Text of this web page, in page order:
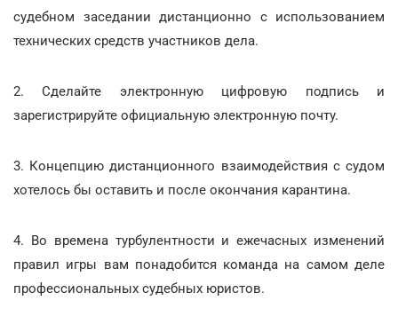
судебном заседании дистанционно с использованием
технических средств участников дела.
2. Сделайте электронную цифровую подпись и
зарегистрируйте официальную электронную почту.
3. Концепцию дистанционного взаимодействия с судом
хотелось бы оставить и после окончания карантина.
4. Во времена турбулентности и ежечасных изменений
правил игры вам понадобится команда на самом деле
профессиональных судебных юристов.